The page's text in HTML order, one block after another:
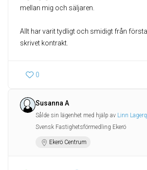
mellan mig och säljaren.
Allt har varit tydligt och smidigt från första
skrivet kontrakt.
0
Susanna A
Sålde sin lägenhet med hjälp av Linn
Svensk Fastighetsförmedling Ekerö
Ekerö Centrum